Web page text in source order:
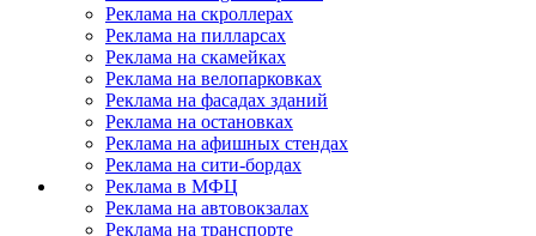
Реклама на скроллерах
Реклама на пилларсах
Реклама на скамейках
Реклама на велопарковках
Реклама на фасадах зданий
Реклама на остановках
Реклама на афишных стендах
Реклама на сити-бордах
Реклама в МФЦ
Реклама на автовокзалах
Реклама на транспорте